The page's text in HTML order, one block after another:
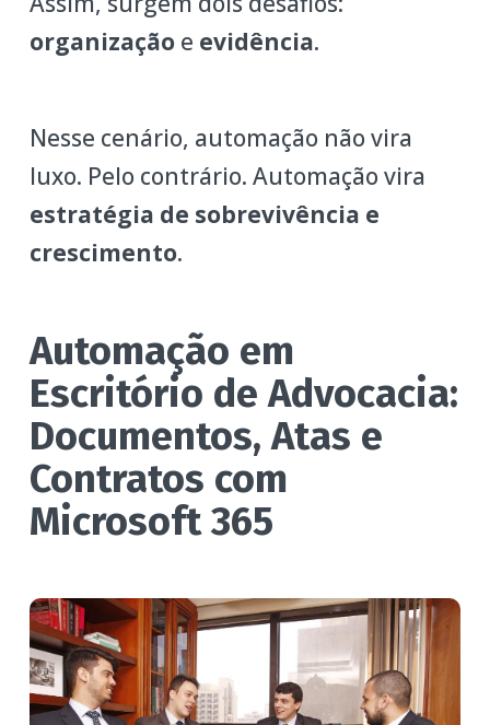
organizaçãoe evidência.
Nesse cenário, automação não vira
luxo. Pelo contrário. Automação vira
estratégia de sobrevivência e
crescimento.
Automação em
Escritório de Advocacia:
Documentos, Atas e
Contratos com
Microsoft 365